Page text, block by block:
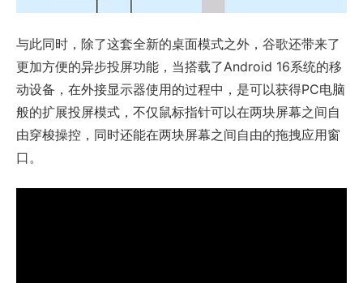
与此同时，除了这套全新的桌面模式之外，谷歌还带来了
更加方便的异步投屏功能，当搭载了Android 16系统的移
动设备，在外接显示器使用的过程中，是可以获得PC电脑
般的扩展投屏模式，不仅鼠标指针可以在两块屏幕之间自
由穿梭操控，同时还能在两块屏幕之间自由的拖拽应用窗
口。